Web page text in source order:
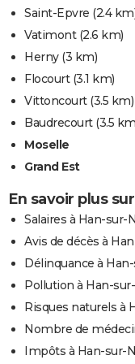
Saint-Epvre (2.4
Vatimont(2.6 km)
Herny(3 km)
Flocourt(3.1 km)
Vittoncourt(3.5 km)
Baudrecourt(3.5
Moselle
Grand Est
En savoir plus
Salaires à Han-sur-
Avis de décès à
Délinquance à
Pollution à Han-
Risques naturels à
Nombre de
Impôts à Han-sur-